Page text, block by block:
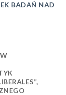
BADAŃ NAD